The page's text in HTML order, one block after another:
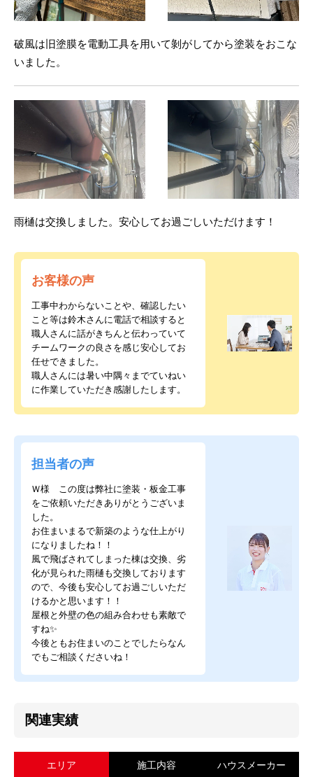
破風は旧塗膜を電動工具を用いて剝がしてから塗装をおこな
いました。
雨樋は交換しました。安心してお過ごしいただけます！
お客様の声
工事中わからないことや、確認したい
こと等は鈴木さんに電話で相談すると
職人さんに話がきちんと伝わっていて
チームワークの良さを感じ安心してお
任せできました。
職人さんには暑い中隅々までていねい
に作業していただき感謝したします。
担当者の声
Ｗ様 この度は弊社に塗装・板金工事
をご依頼いただきありがとうございま
した。
お住まいまるで新築のような仕上がり
になりましたね！！
風で飛ばされてしまった棟は交換、劣
化が見られた雨樋も交換しております
ので、今後も安心してお過ごしいただ
けるかと思います！！
屋根と外壁の色の組み合わせも素敵で
すね✨
今後ともお住まいのことでしたらなん
でもご相談くださいね！
関連実績
エリア 施工内容 ハウスメーカー